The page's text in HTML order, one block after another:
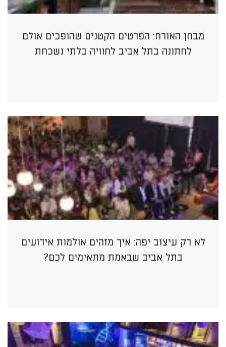
מבחן האורח: הפרטים הקטנים שהופכים אולם
לחתונה בתל אביב לחוויה בלתי נשכחת
לא רק עיצוב יפה: איך מזהים אולמות אירועים
בתל אביב שבאמת מתאימים לכם?